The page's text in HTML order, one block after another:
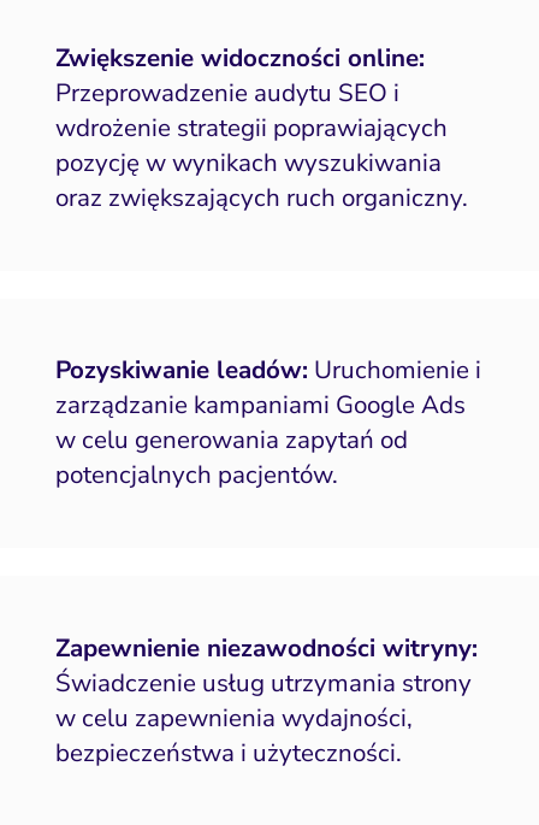
Zwiększenie widoczności online:
Przeprowadzenie audytu SEO i
wdrożenie strategii poprawiających
pozycję w wynikach wyszukiwania
oraz zwiększających ruch organiczny.
Pozyskiwanie leadów: Uruchomienie i
zarządzanie kampaniami Google Ads
w celu generowania zapytań od
potencjalnych pacjentów.
Zapewnienie niezawodności witryny:
Świadczenie usług utrzymania strony
w celu zapewnienia wydajności,
bezpieczeństwa i użyteczności.